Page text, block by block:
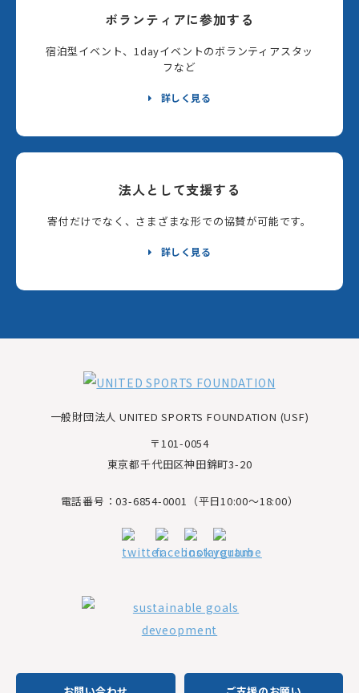
ボランティアに参加する
宿泊型イベント、1dayイベントのボランティアスタッ
フなど
詳しく見る
法人として支援する
寄付だけでなく、さまざまな形での協賛が可能です。
詳しく見る
一般財団法人 UNITED SPORTS FOUNDATION (USF)
〒101-0054
東京都千代田区神田錦町3-20
電話番号：03-6854-0001（平日10:00～18:00）